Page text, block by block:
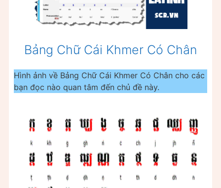
Bảng Chữ Cái Khmer Có Chân
Hình ảnh về Bảng Chữ Cái Khmer Có Chân cho các
bạn đọc nào quan tâm đến chủ đề này.